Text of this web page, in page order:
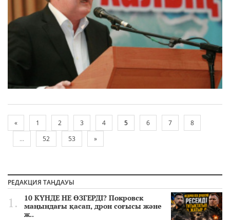
« 1 2 3 4 5 6 7
8
...
52 53 »
РЕДАКЦИЯ ТАҢДАУЫ
10 КҮНДЕ НЕ ӨЗГЕРДІ? Покровск
маңындағы қасап, дрон соғысы және
ж..